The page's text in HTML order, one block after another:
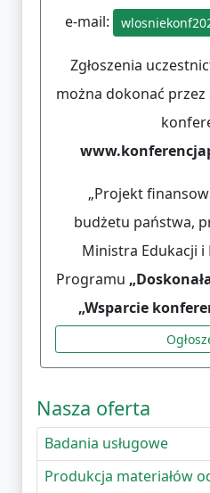
e-mail:
Zgłoszenia
można dokonać
„Projekt
budżetu państwa,
Ministra Edukacji
Programu
„Wsparcie
Nasza oferta
Badania usługowe
Produkcja materiałów